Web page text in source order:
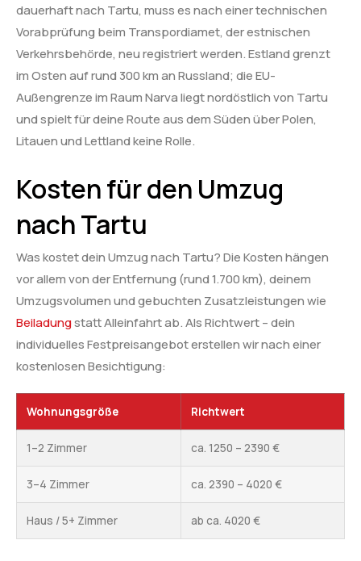
dauerhaft nach Tartu, muss es nach einer technischen
Vorabprüfung beim Transpordiamet, der estnischen
Verkehrsbehörde, neu registriert werden. Estland grenzt
im Osten auf rund 300 km an Russland; die EU-
Außengrenze im Raum Narva liegt nordöstlich von Tartu
und spielt für deine Route aus dem Süden über Polen,
Litauen und Lettland keine Rolle.
Kosten für den Umzug
nach Tartu
Was kostet dein Umzug nach Tartu? Die Kosten hängen
vor allem von der Entfernung (rund 1.700 km), deinem
Umzugsvolumen und gebuchten Zusatzleistungen wie
Beiladungstatt Alleinfahrt ab. Als Richtwert – dein
individuelles Festpreisangebot erstellen wir nach einer
kostenlosen Besichtigung:
Wohnungsgröße Richtwert
1–2 Zimmer ca. 1250 – 2390 €
3–4 Zimmer ca. 2390 – 4020 €
Haus / 5+ Zimmer ab ca. 4020 €